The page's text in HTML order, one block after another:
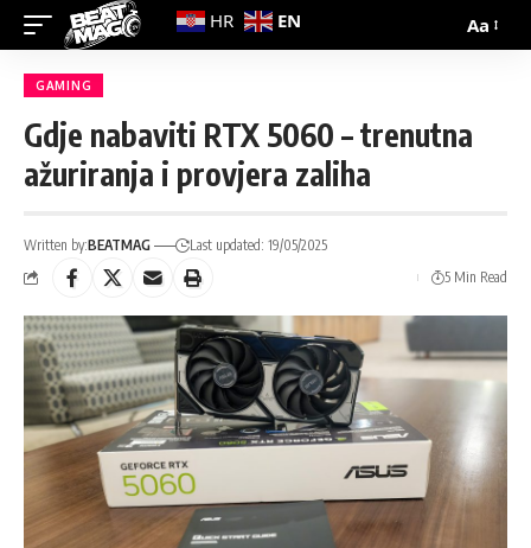
Aa
GAMING
Gdje nabaviti RTX 5060 – trenutna
ažuriranja i provjera zaliha
Written by:BEATMAG
Last updated: 19/05/2025
5 Min Read
HR EN